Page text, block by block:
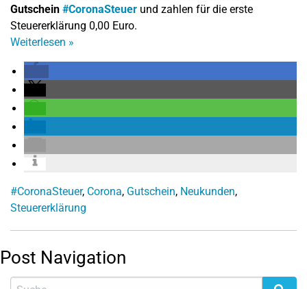
Gutschein #CoronaSteuer und zahlen für die erste
Steuererklärung 0,00 Euro.
Weiterlesen »
#CoronaSteuer, Corona, Gutschein, Neukunden,
Steuererklärung
Post Navigation